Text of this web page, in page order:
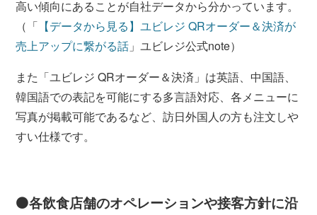
高い傾向にあることが自社データから分かっています。
（「 【データから見る】ユビレジ QRオーダー＆決済が
売上アップに繋がる話 」ユビレジ公式note）
また「ユビレジ QRオーダー＆決済」は英語、中国語、
韓国語での表記を可能にする多言語対応、各メニューに
写真が掲載可能であるなど、訪日外国人の方も注文しや
すい仕様です。
⚫️各飲食店舗のオペレーションや接客方針に沿